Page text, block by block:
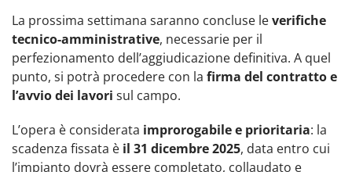
La prossima settimana saranno concluse leverifiche
tecnico-amministrative, necessarie per il
perfezionamento dell’aggiudicazione definitiva. A quel
punto, si potrà procedere con la firma del contratto e
l’avvio dei lavori sul campo.
L’opera è considerata improrogabile e prioritaria: la
scadenza fissata è il 31 dicembre 2025, data entro cui
l’impianto dovrà essere completato, collaudato e